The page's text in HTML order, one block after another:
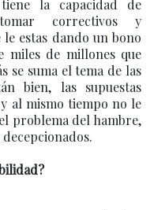
la capacidad de
correctivos y
le estas dando un bono
miles de millones que
se suma el tema de las
bien, las supuestas
al mismo tiempo no le
problema del hambre,